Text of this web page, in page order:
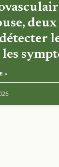
deux
»